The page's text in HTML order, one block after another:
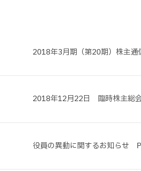
2018年3月期（第20期）株主
2018年12月22日 臨時株主総
役員の異動に関するお知らせ